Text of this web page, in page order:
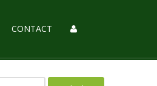
CONTACT